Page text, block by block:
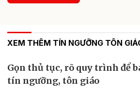
XEM THÊM TÍN NGƯỠNG TÔN
Gọn thủ tục, rõ quy trình để
tín ngưỡng, tôn giáo